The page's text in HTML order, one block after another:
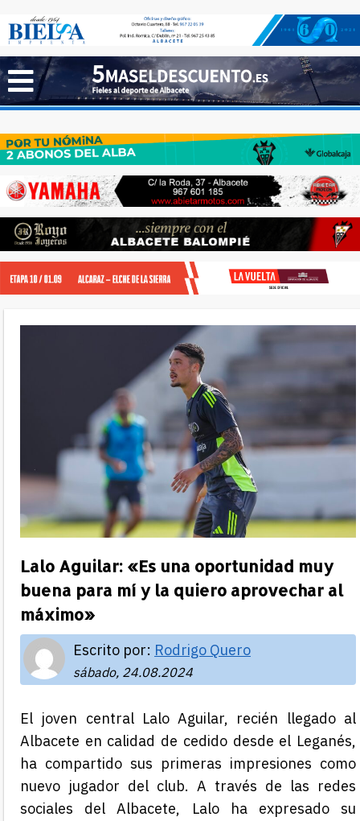
Lalo Aguilar: «Es una oportunidad muy
buena para mí y la quiero aprovechar al
máximo»
Escrito por: Rodrigo Quero
sábado, 24.08.2024
El joven central Lalo Aguilar, recién llegado al
Albacete en calidad de cedido desde el Leganés,
ha compartido sus primeras impresiones como
nuevo jugador del club. A través de las redes
sociales del Albacete, Lalo ha expresado su